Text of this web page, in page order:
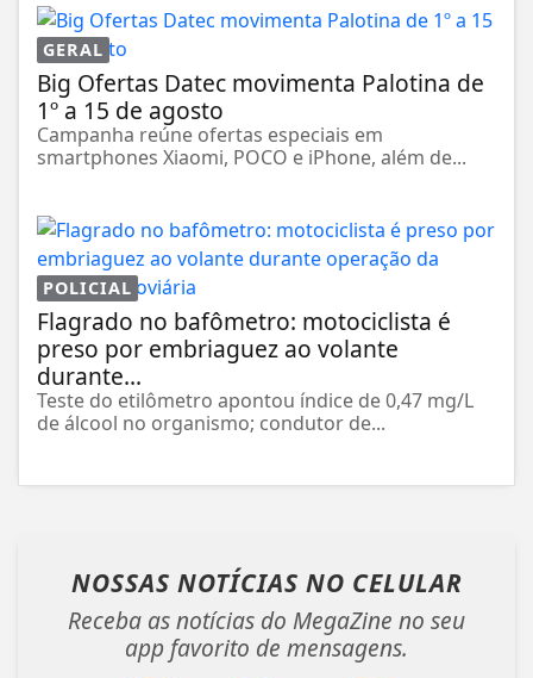
GERAL
Big Ofertas Datec movimenta Palotina de
1º a 15 de agosto
Campanha reúne ofertas especiais em
smartphones Xiaomi, POCO e iPhone, além de...
POLICIAL
Flagrado no bafômetro: motociclista é
preso por embriaguez ao volante
durante...
Teste do etilômetro apontou índice de 0,47 mg/L
de álcool no organismo; condutor de...
NOSSAS NOTÍCIAS NO CELULAR
Receba as notícias do MegaZine no seu
app favorito de mensagens.